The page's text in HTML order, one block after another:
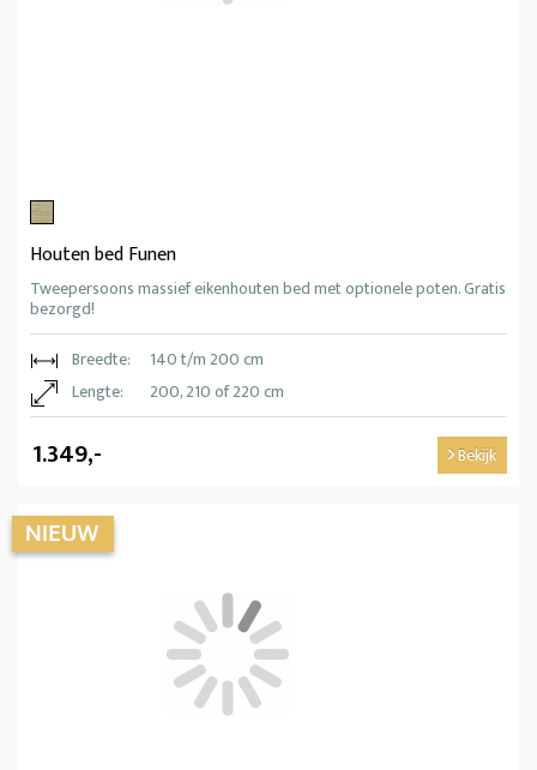
Houten bed Funen
Tweepersoons massief eikenhouten bed met optionele poten. Gratis
bezorgd!
Breedte:
140 t/m 200 cm
Lengte:
200, 210 of 220 cm
1.349,- Bekijk